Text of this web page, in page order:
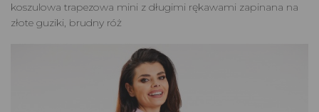
koszulowa trapezowa mini z długimi rękawami zapinana na
złote guziki, brudny róż